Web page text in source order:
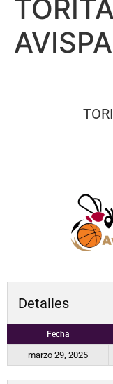
Detalles
Fecha
marzo 29, 2025